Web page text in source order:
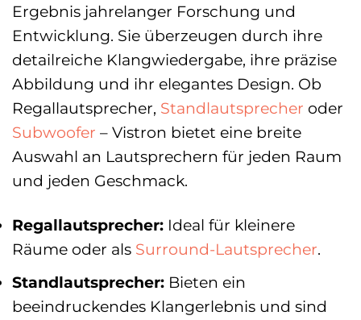
Ergebnis jahrelanger Forschung und
Entwicklung. Sie überzeugen durch ihre
detailreiche Klangwiedergabe, ihre präzise
Abbildung und ihr elegantes Design. Ob
Regallautsprecher, Standlautsprecher oder
Subwoofer – Vistron bietet eine breite
Auswahl an Lautsprechern für jeden Raum
und jeden Geschmack.
Regallautsprecher: Ideal für kleinere
Räume oder als Surround-Lautsprecher.
Standlautsprecher: Bieten ein
beeindruckendes Klangerlebnis und sind